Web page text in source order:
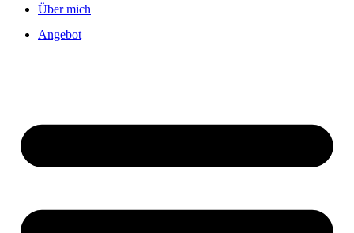
Über mich
Angebot